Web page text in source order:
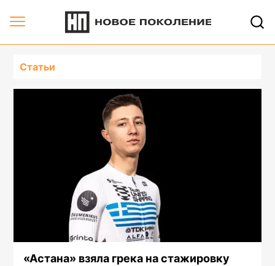
Статьи
«Астана» взяла грека на стажировку